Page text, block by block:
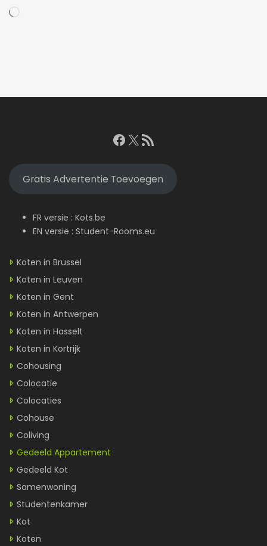
Facebook
X RSS feed
Gratis Advertentie Toevoegen
FR versie : Kots.be
EN versie : Student-Rooms.eu
Koten in Brussel
Koten in Leuven
Koten in Gent
Koten in Antwerpen
Koten in Hasselt
Koten in Kortrijk
Cohousing
Colocatie
Colocaties
Cohouse
Coliving
Gedeeld Appartement
Gedeeld Kot
Samenwoning
Studentenkamer
Kot
Koten